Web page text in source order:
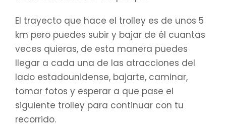
El trayecto que hace el trolley es de unos 5
km pero puedes subir y bajar de él cuantas
veces quieras, de esta manera puedes
llegar a cada una de las atracciones del
lado estadounidense, bajarte, caminar,
tomar fotos y esperar a que pase el
siguiente trolley para continuar con tu
recorrido.